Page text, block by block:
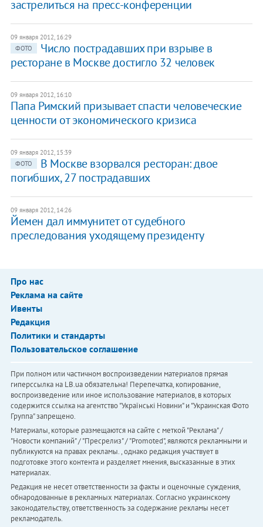
застрелиться на пресс-конференции
09 января 2012, 16:29
ФОТО
Число пострадавших при взрыве в
ресторане в Москве достигло 32 человек
09 января 2012, 16:10
Папа Римский призывает спасти человеческие
ценности от экономического кризиса
09 января 2012, 15:39
ФОТО
В Москве взорвался ресторан: двое
погибших, 27 пострадавших
09 января 2012, 14:26
Йемен дал иммунитет от судебного
преследования уходящему президенту
Про нас
Реклама на сайте
Ивенты
Редакция
Политики и стандарты
Пользовательское соглашение
При полном или частичном воспроизведении материалов прямая
гиперссылка на LB.ua обязательна! Перепечатка, копирование,
воспроизведение или иное использование материалов, в которых
содержится ссылка на агентство "Українськi Новини" и "Украинская Фото
Группа" запрещено.
Материалы, которые размещаются на сайте с меткой "Реклама" /
"Новости компаний" / "Пресрелиз" / "Promoted", являются рекламными и
публикуются на правах рекламы. , однако редакция участвует в
подготовке этого контента и разделяет мнения, высказанные в этих
материалах.
Редакция не несет ответственности за факты и оценочные суждения,
обнародованные в рекламных материалах. Согласно украинскому
законодательству, ответственность за содержание рекламы несет
рекламодатель.